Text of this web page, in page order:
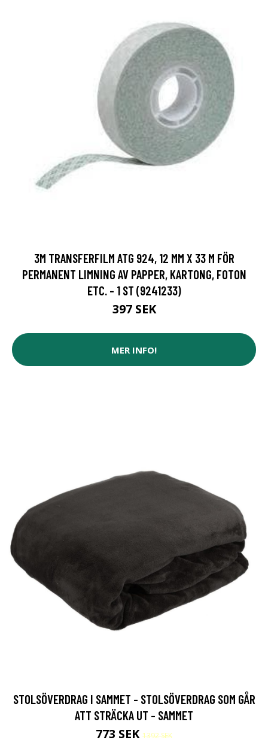
3M TRANSFERFILM ATG 924, 12 MM X 33 M FÖR
PERMANENT LIMNING AV PAPPER, KARTONG, FOTON
ETC. - 1 ST (9241233)
397 SEK
MER INFO!
STOLSÖVERDRAG I SAMMET - STOLSÖVERDRAG SOM GÅR
ATT STRÄCKA UT - SAMMET
773 SEK 1392 SEK